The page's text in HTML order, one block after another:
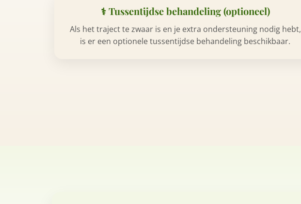
⚕️ Tussentijdse behandeling (optioneel)
Als het traject te zwaar is en je extra ondersteuning nodig hebt,
is er een optionele tussentijdse behandeling beschikbaar.